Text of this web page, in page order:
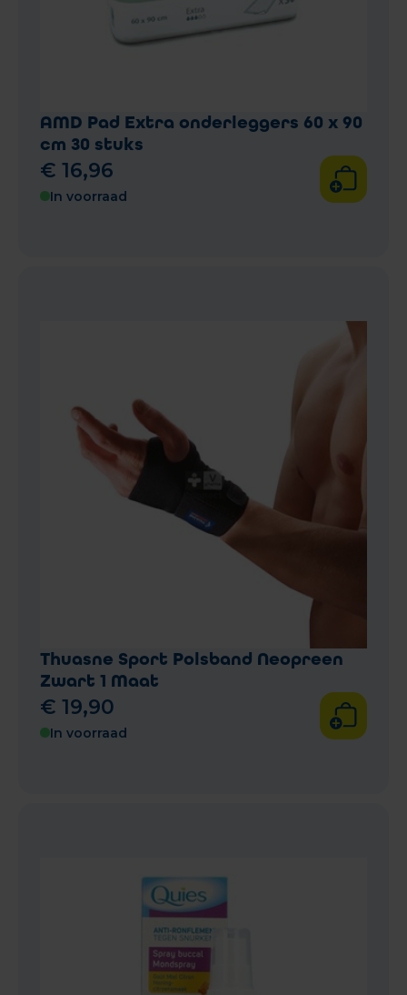
AMD Pad Extra onderleggers 60 x 90
cm 30 stuks
€ 16,96
In voorraad
Thuasne Sport Polsband Neopreen
Zwart 1 Maat
€ 19,90
In voorraad